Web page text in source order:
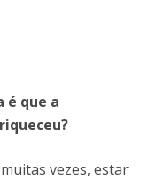
é que a
vezes, estar